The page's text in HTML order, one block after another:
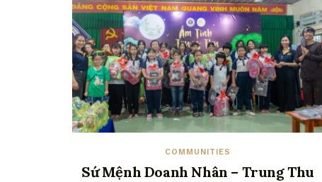
COMMUNITIES
Sứ Mệnh Doanh Nhân – Trung Thu